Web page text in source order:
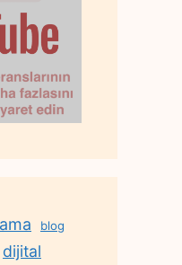
blog
dijital